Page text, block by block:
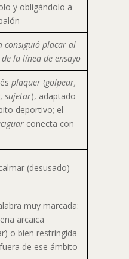
y obligándolo a
consiguió placar al
la línea de ensayo
plaquer (golpear,
sujetar), adaptado
deportivo; el
conecta con
(desusado)
muy marcada:
arcaica
o bien restringida
de ese ámbito